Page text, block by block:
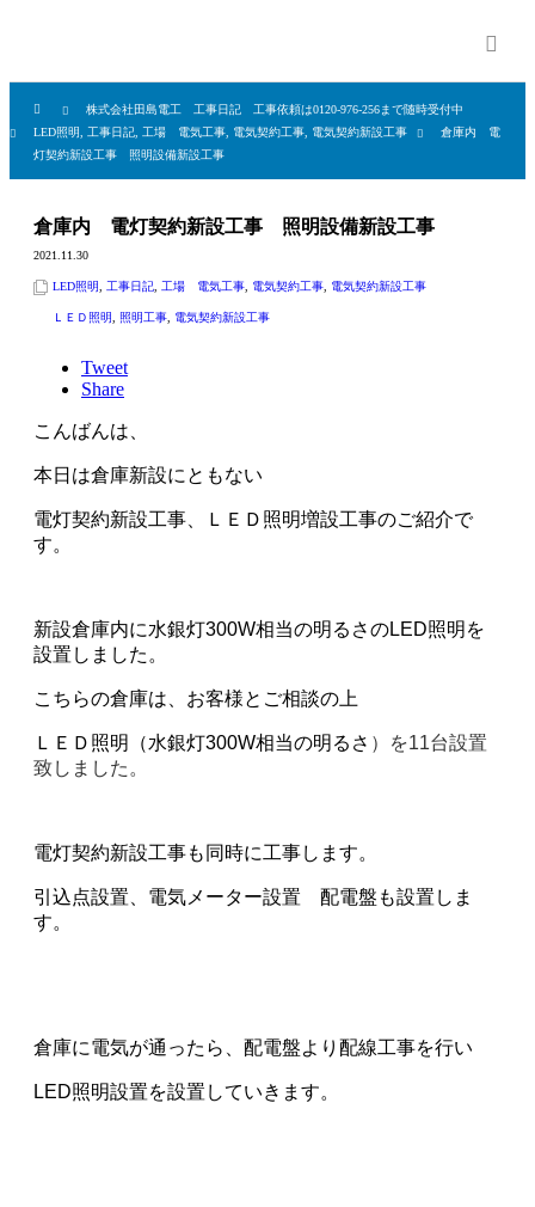
株式会社田島電工 工事日記 工事依頼は0120-976-256まで随時受付中
LED照明
工事日記 工場 電気工事 電気契約工事 電気契約新設工事
倉庫内 電
灯契約新設工事 照明設備新設工事
倉庫内 電灯契約新設工事 照明設備新設工事
2021.11.30
LED照明 工事日記 工場 電気工事 電気契約工事 電気契約新設工事
ＬＥＤ照明 照明工事 電気契約新設工事
Tweet
Share
こんばんは、
本日は倉庫新設にともない
電灯契約新設工事、ＬＥＤ照明増設工事のご紹介で
す。
新設倉庫内に水銀灯300W相当の明るさのLED照明を
設置しました。
こちらの倉庫は、お客様とご相談の上
ＬＥＤ照明（水銀灯300W相当の明るさ ）を11台設置
致しました。
電灯契約新設工事も同時に工事します。
引込点設置、電気メーター設置 配電盤も設置しま
す。
倉庫に電気が通ったら、配電盤より配線工事を行い
LED照明設置を設置していきます。